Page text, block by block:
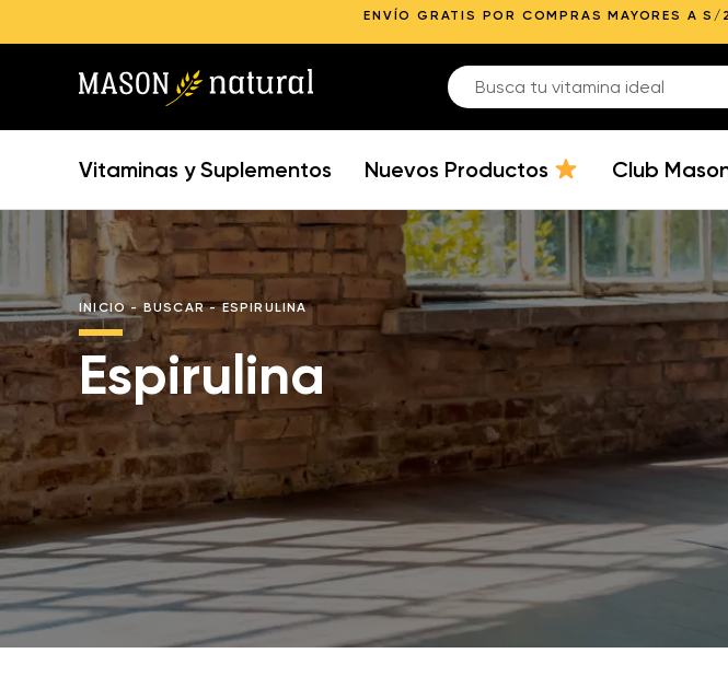
ENVÍO GRATIS POR COMPRAS MAYORES A
Vitaminas y Suplementos Nuevos Productos Club
INICIO-BUSCAR-ESPIRULINA
Espirulina